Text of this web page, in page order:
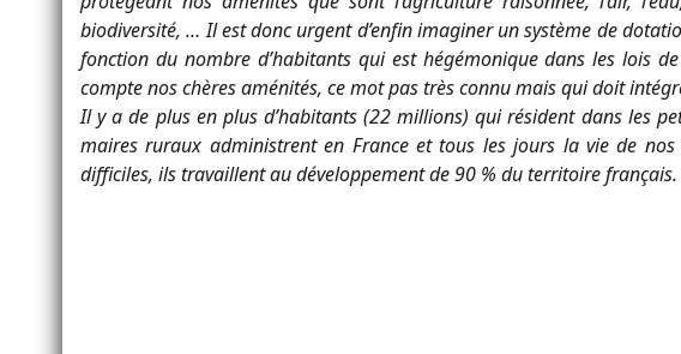
biodiversité, … Il est donc urgent d’enfin imaginer un système de
fonction du nombre d’habitants qui est hégémonique dans les lois
compte nos chères aménités, ce mot pas très connu mais qui doit
Il y a de plus en plus d’habitants (22 millions) qui résident dans les
maires ruraux administrent en France et tous les jours la vie de nos
difficiles, ils travaillent au développement de 90 % du territoire français.